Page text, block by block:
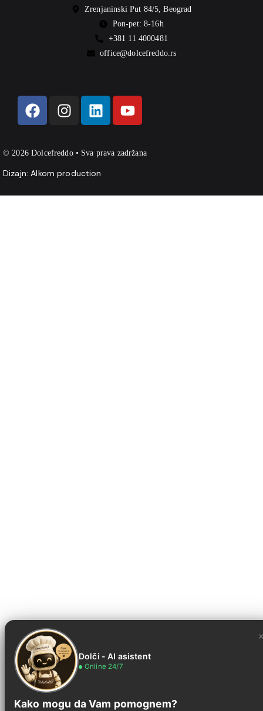
Zrenjaninski Put 84/5, Beograd
Pon-pet: 8-16h
+381 11 4000481
office@dolcefreddo.rs
© 2026 Dolcefreddo • Sva prava zadržana
Dizajn:Alkom production
Dolči - AI asistent
Online 24/7
Kako mogu da Vam pomognem?